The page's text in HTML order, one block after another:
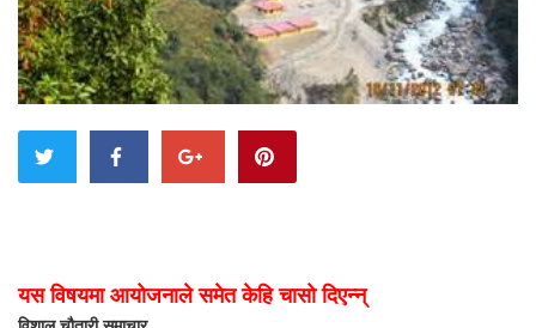
यस विषयमा आयोजनाले समेत केहि चासो दिएन्न्